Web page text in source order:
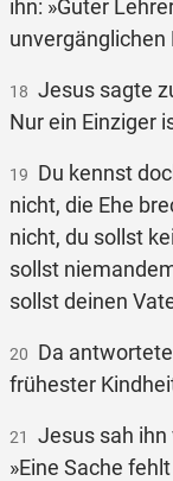
ihn: »Guter
unvergänglichen
18 Jesus sagte
Nur ein Einziger
19 Du kennst
nicht, die Ehe
nicht, du sollst
sollst
sollst deinen
20 Da
frühester
21
Jesus sah ihn
»Eine Sache